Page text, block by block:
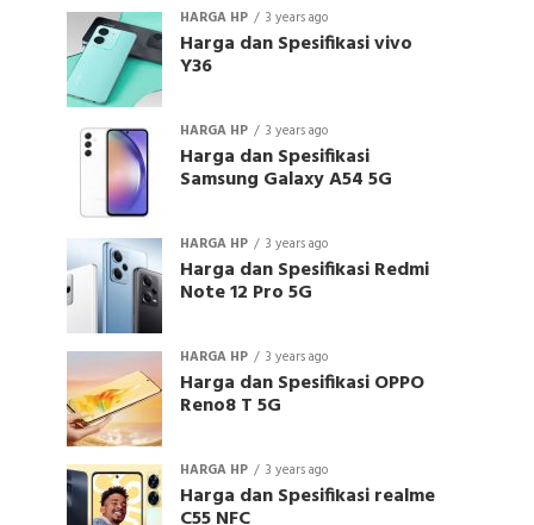
HARGA HP 3 years ago
Harga dan Spesifikasi vivo
Y36
HARGA HP 3 years ago
Harga dan Spesifikasi
Samsung Galaxy A54 5G
HARGA HP 3 years ago
Harga dan Spesifikasi Redmi
Note 12 Pro 5G
HARGA HP 3 years ago
Harga dan Spesifikasi OPPO
Reno8 T 5G
HARGA HP 3 years ago
Harga dan Spesifikasi realme